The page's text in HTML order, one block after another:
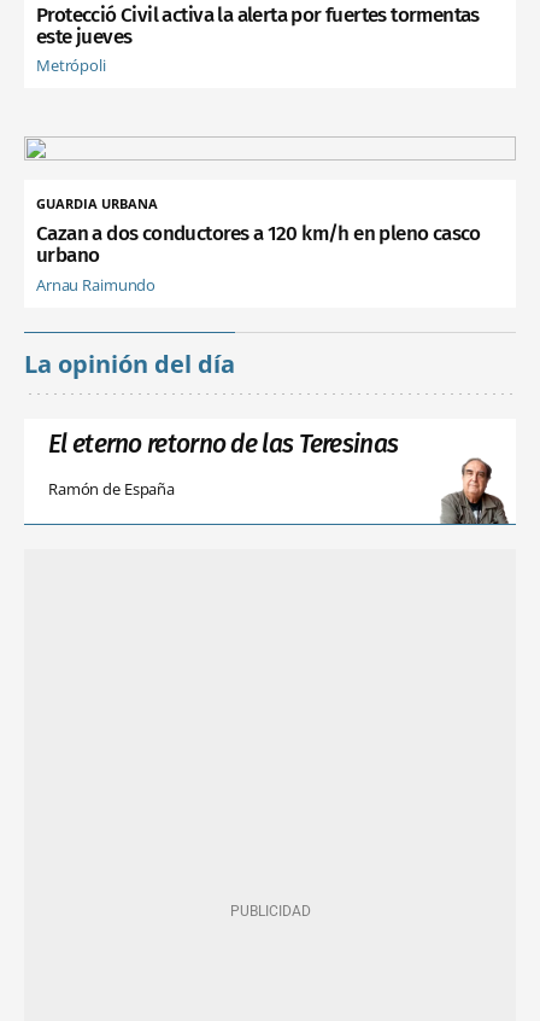
Protecció Civil activa la alerta por fuertes tormentas
este jueves
Metrópoli
GUARDIA URBANA
Cazan a dos conductores a 120 km/h en pleno casco
urbano
Arnau Raimundo
La opinión del día
El eterno retorno de las Teresinas
Ramón de España